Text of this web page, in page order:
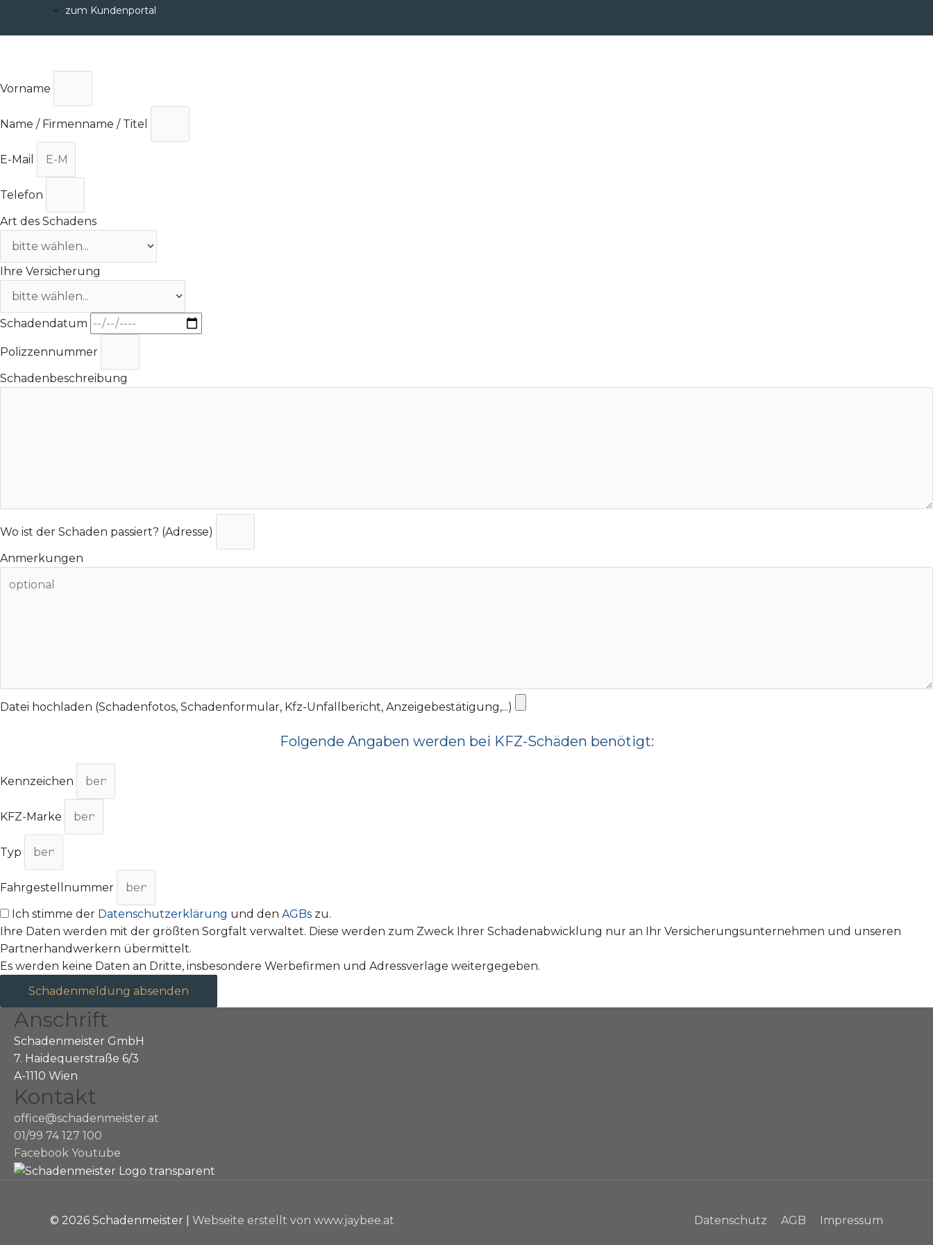
zum Kundenportal
Vorname
Name / Firmenname / Titel
E-Mail
Telefon
Art des Schadens
Ihre Versicherung
Schadendatum
Polizzennummer
Schadenbeschreibung
Wo ist der Schaden passiert? (Adresse)
Anmerkungen
Datei hochladen (Schadenfotos, Schadenformular, Kfz-Unfallbericht, Anzeigebestätigung,...)
Folgende Angaben werden bei KFZ-Schäden benötigt:
Kennzeichen
KFZ-Marke
Typ
Fahrgestellnummer
Ich stimme der Datenschutzerklärung und den AGBs zu.
Ihre Daten werden mit der größten Sorgfalt verwaltet. Diese werden zum Zweck Ihrer Schadenabwicklung nur an Ihr Versicherungsunternehmen und unseren
Partnerhandwerkern übermittelt.
Es werden keine Daten an Dritte, insbesondere Werbefirmen und Adressverlage weitergegeben.
Schadenmeldung absenden
Anschrift
Schadenmeister GmbH
7. Haidequerstraße 6/3
A-1110 Wien
Kontakt
office@schadenmeister.at
01/99 74 127 100
Facebook Youtube
© 2026 Schadenmeister Webseite erstellt von www.jaybee.at Datenschutz AGB Impressum